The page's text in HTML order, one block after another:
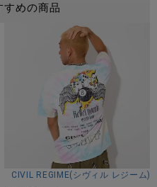
すめの商品
WILD TEE/全1色
CIVIL REGIME(シヴィル レジーム